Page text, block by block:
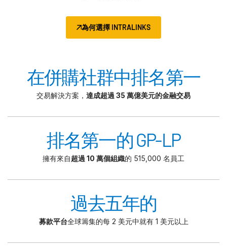
為何選擇 INTRALINKS
在併購社群中排名第一
交易解決方案， 達成超過 35 萬億美元的金融交易
排名第一的 GP-LP
擁有來自超過 10 萬個組織的 515,000 名員工
過去五年的
募款平台全球籌集的每 2 美元中就有 1 美元以上